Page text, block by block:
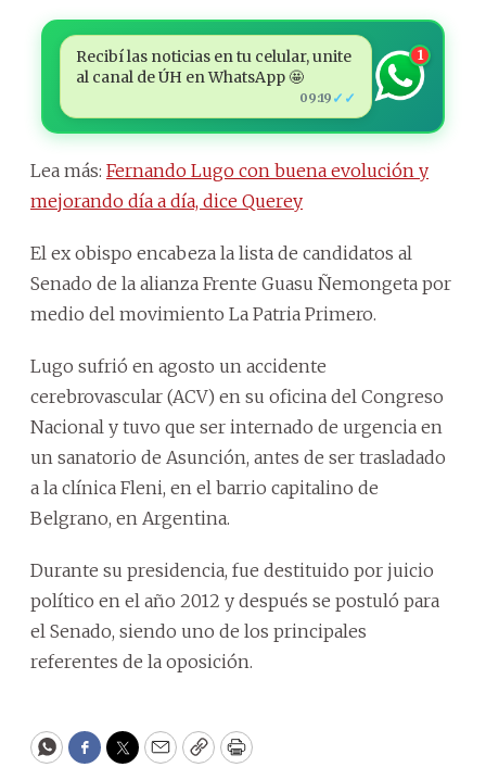
Recibí las noticias en tu celular, unite
al canal de ÚH en WhatsApp 🤩
09:19 ✓✓
1
Lea más: Fernando Lugo con buena evolución y
mejorando día a día, dice Querey
El ex obispo encabeza la lista de candidatos al
Senado de la alianza Frente Guasu Ñemongeta por
medio del movimiento La Patria Primero.
Lugo sufrió en agosto un accidente
cerebrovascular (ACV) en su oficina del Congreso
Nacional y tuvo que ser internado de urgencia en
un sanatorio de Asunción, antes de ser trasladado
a la clínica Fleni, en el barrio capitalino de
Belgrano, en Argentina.
Durante su presidencia, fue destituido por juicio
político en el año 2012 y después se postuló para
el Senado, siendo uno de los principales
referentes de la oposición.
WhatsApp
Facebook
Twitter
EmailCopyPrint